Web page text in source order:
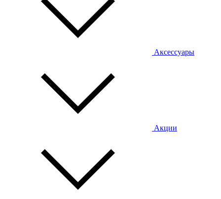
Аксессуары
Акции